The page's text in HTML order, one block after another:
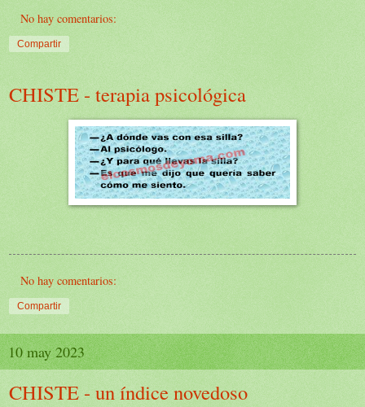
No hay comentarios:
Compartir
CHISTE - terapia psicológica
No hay comentarios:
Compartir
10 may 2023
CHISTE - un índice novedoso